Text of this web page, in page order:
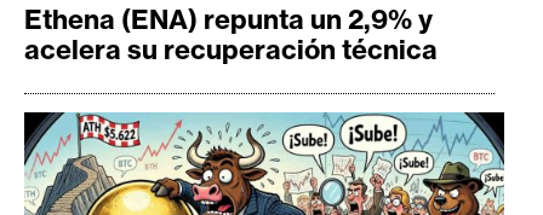
Ethena (ENA) repunta un 2,9% y
acelera su recuperación técnica